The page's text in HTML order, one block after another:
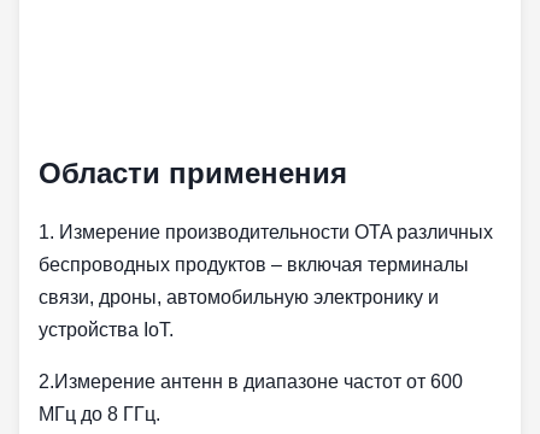
Области применения
1. Измерение производительности OTA различных
беспроводных продуктов‌ – включая терминалы
связи, дроны, автомобильную электронику и
устройства IoT.
2.‌Измерение антенн в диапазоне частот от 600
МГц до 8 ГГц.